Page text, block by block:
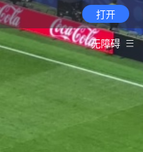
打开
无障碍